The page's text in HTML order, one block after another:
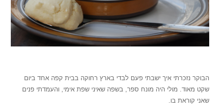
הבוקר נזכרתי איך ישבתי פעם לבדי בארץ רחוקה בבית קפה אחד ביום
שקט מאוד. מולי היה מונח ספר, בשפה שאיני שפת אימי, והעמדתי פנים
שאני קוראת בו.